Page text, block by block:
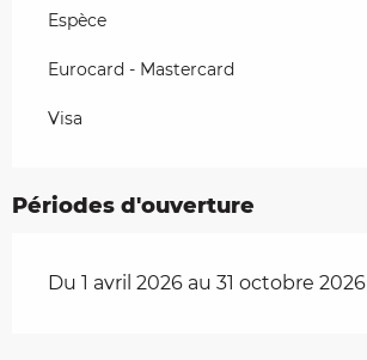
Espèce
Eurocard - Mastercard
Visa
Périodes d'ouverture
Du 1 avril 2026 au 31 octobre 2026